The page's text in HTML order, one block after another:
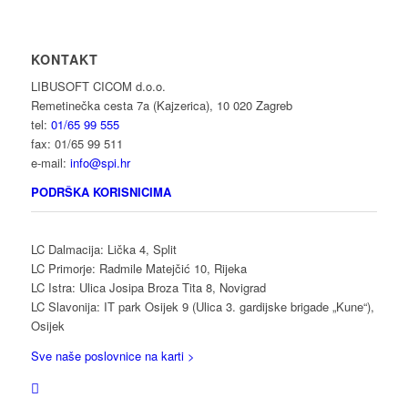
KONTAKT
LIBUSOFT CICOM d.o.o.
Remetinečka cesta 7a (Kajzerica), 10 020 Zagreb
tel: 01/65 99 555
fax: 01/65 99 511
e-mail: info@spi.hr
PODRŠKA KORISNICIMA
LC Dalmacija: Lička 4, Split
LC Primorje: Radmile Matejčić 10, Rijeka
LC Istra: Ulica Josipa Broza Tita 8, Novigrad
LC Slavonija: IT park Osijek 9 (Ulica 3. gardijske brigade „Kune“),
Osijek
Sve naše poslovnice na karti >